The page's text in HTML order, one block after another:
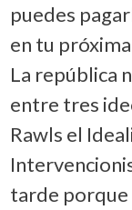
puedes
en tu
La república
entre tres
Rawls el
tarde porque